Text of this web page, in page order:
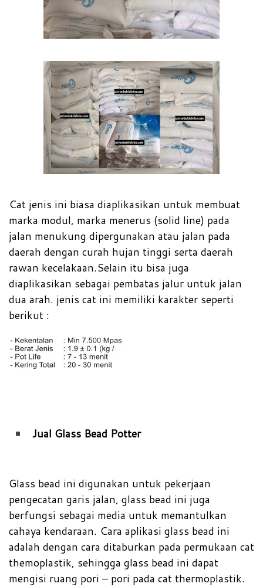
Cat jenis ini biasa diaplikasikan untuk membuat
marka modul, marka menerus (solid line) pada
jalan menukung dipergunakan atau jalan pada
daerah dengan curah hujan tinggi serta daerah
rawan kecelakaan.Selain itu bisa juga
diaplikasikan sebagai pembatas jalur untuk jalan
dua arah. jenis cat ini memiliki karakter seperti
berikut :
Jual Glass Bead Potter
Glass bead ini digunakan untuk pekerjaan
pengecatan garis jalan, glass bead ini juga
berfungsi sebagai media untuk memantulkan
cahaya kendaraan. Cara aplikasi glass bead ini
adalah dengan cara ditaburkan pada permukaan cat
themoplastik, sehingga glass bead ini dapat
mengisi ruang pori – pori pada cat thermoplastik.